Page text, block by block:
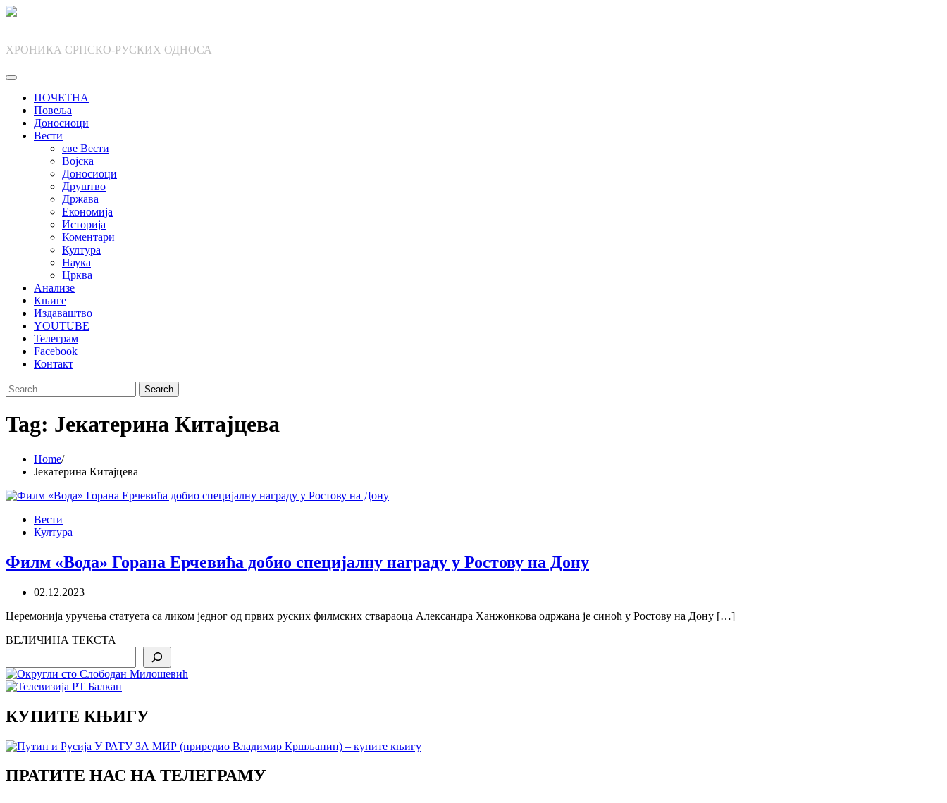
Skip
ХРОНИКА СРПСКО-РУСКИХ ОДНОСА
ПОЧЕТНА
Повеља
Доносиоци
Вести
све Вести
Војска
Доносиоци
Друштво
Држава
Економија
Историја
Коментари
Култура
Наука
Црква
Анализе
Књиге
Издаваштво
YOUTUBE
Телеграм
Facebook
Контакт
Search
for:
Tag: Јекатерина Китајцева
Home
Јекатерина Китајцева
Вести
Култура
Филм «Вода» Горана Ерчевића добио специјалну награду у Ростову на Дону
02.12.2023
Церемонија уручења статуета са ликом једног од првих руских филмских ствараоца Александра Ханжонкова одржана је синоћ у Ростову на Дону […]
ВЕЛИЧИНА ТЕКСТА
КУПИТЕ КЊИГУ
ПРАТИТЕ НАС НА ТЕЛЕГРАМУ